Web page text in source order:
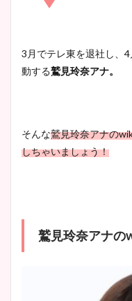
3月でテレ東を退社し、
動する鷲見玲奈アナ。
そんな鷲見玲奈アナの
しちゃいましょう！
鷲見玲奈アナの